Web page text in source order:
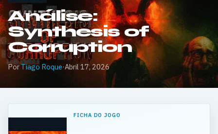
Análise:
Synthesis of
Corruption
PorTiago Roque·Abril 17, 2026
FICHA DO JOGO